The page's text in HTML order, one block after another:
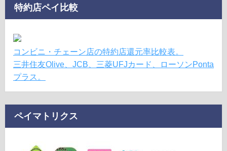
特約店ペイ比較
コンビニ・チェーン店の特約店還元率比較表。
三井住友Olive、JCB、三菱UFJカード、ローソンPonta
プラス。
ペイマトリクス